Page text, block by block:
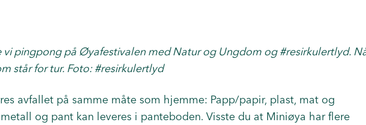
vi pingpong på Øyafestivalen med Natur og Ungdom og #resirkulertlyd.
står for tur. Foto: #resirkulertlyd
avfallet på samme måte som hjemme: Papp/papir, plast, mat og
og pant kan leveres i panteboden. Visste du at Miniøya har flere